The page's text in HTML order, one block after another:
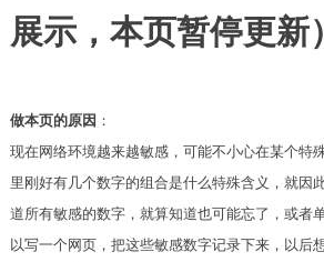
展示，本页暂停更新）
做本页的原因 ：
现在网络环境越来越敏感，可能不小心在某个特
里刚好有几个数字的组合是什么特殊含义，就因
道所有敏感的数字，就算知道也可能忘了，或者
以写一个网页，把这些敏感数字记录下来，以后